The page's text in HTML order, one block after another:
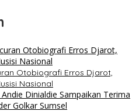
Otobiografi Erros Djarot,
Nasional